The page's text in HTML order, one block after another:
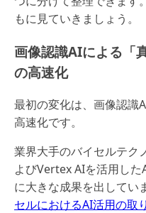
もに見ていきましょう。
画像認識AIによる「
の高速化
最初の変化は、画像認識
高速化です。
業界大手のバイセルテク
よびVertex AIを活用し
に大きな成果を出してい
セルにおけるAI活用の取